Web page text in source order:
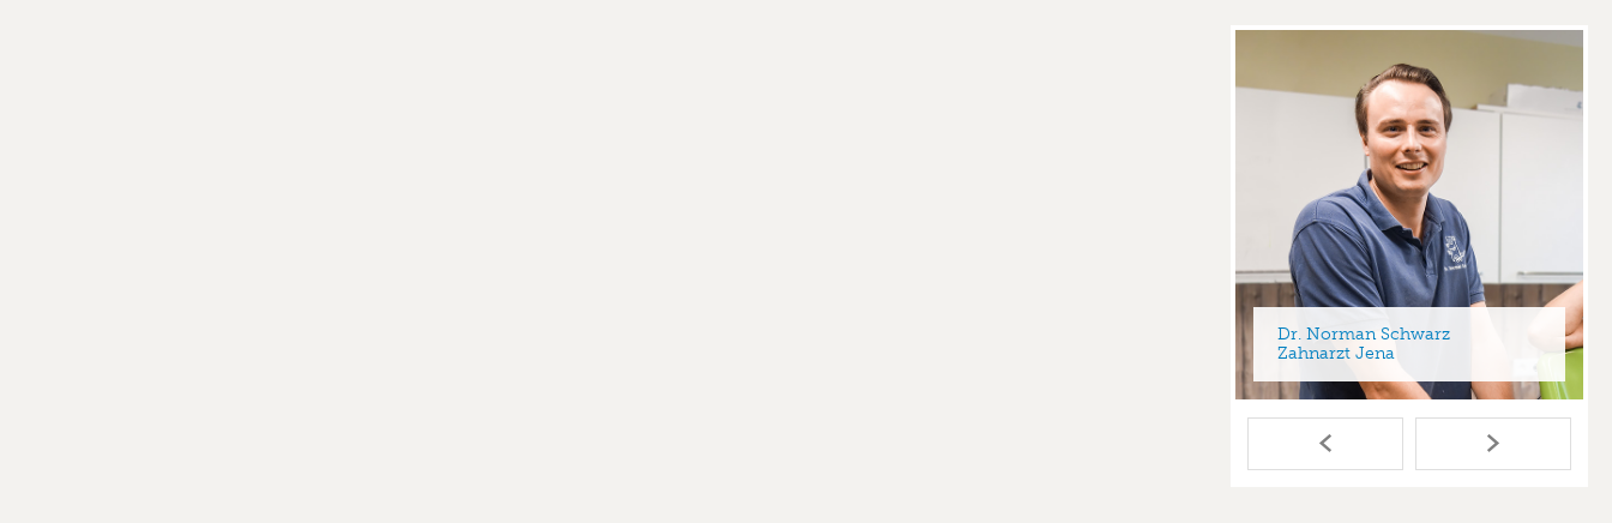
Dr. Norman Schwarz
Zahnarzt Jena